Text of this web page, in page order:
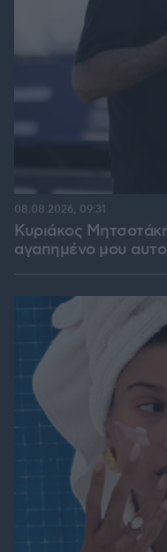
Κυριάκος
αγαπημένο μου
08.08.2026, 09:31